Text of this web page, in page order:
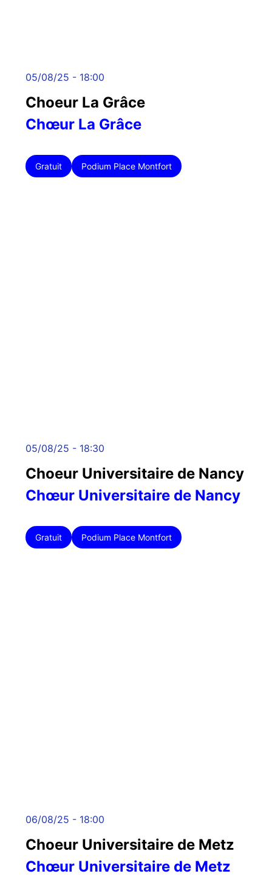
05/08/25 - 18:00
Choeur La Grâce
Chœur La Grâce
Gratuit Podium Place Montfort
05/08/25 - 18:30
Choeur Universitaire de Nancy
Chœur Universitaire de Nancy
Gratuit Podium Place Montfort
06/08/25 - 18:00
Choeur Universitaire de Metz
Chœur Universitaire de Metz